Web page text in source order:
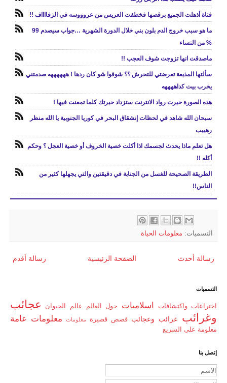
فتاة أذهلت الجميع برقصها فخطفت العريس من عروووسه في الزفااااف !!
ما هو سبب خروج الدم بلون بني خلال الدورة الشهرية …جواب سيصدم 99
% من النساء
ماصدقت انها تزوجت شوف العجب !!
سألتها المذيعة تعرضتي للتحرش ؟؟ شوفوا شو كان ردها ! ههههههه صدمتني
يخرب بيت كداههههه
هذه الصورة حيرت رواد الانترنت ستزداد حيرتك كلما تمعنت فيها !
سبحان الله شاهد في لحظات إنشقاق البحر في كوريا الجنوبية يا الله منظر
رهييب
هل تعلم ماذا يحدث لجسمك اذا أكلت خصية الخروف أو خصية العجل ؟ وحكم
أكله !!
الطريقة الصحيحة للغسل من الجنابة في دقيقتين والتي يجهلها كثير من
الناس!!
التسميات: معلومات الحياة
رسالة أحدث رسالة أقدم الصفحة الرئيسية
التسميات
اختراعات واكتشافات اسلاميات حول العالم عالم الحيوان
عجائب
وغرائب
غرائب وعجائب قصص قصيرة معلومات معلومات عامة
معلومة على السريع
إتصل بنا